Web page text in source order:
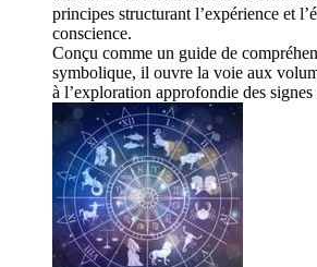
principes structurant l’expérience et
conscience.
Conçu comme un guide de
symbolique, il ouvre la voie aux
à l’exploration approfondie des signes